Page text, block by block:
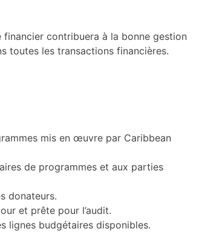
contribuera à la bonne gestion
toutes les transactions financières.
mis en œuvre par Caribbean
de programmes et aux parties
donateurs.
et prête pour l’audit.
lignes budgétaires disponibles.